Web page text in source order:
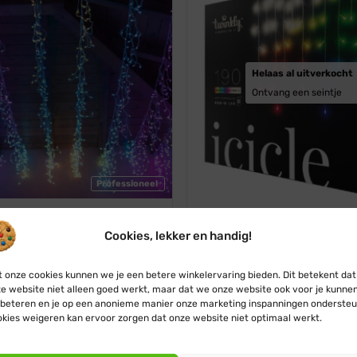
Cookies, lekker en handig!
onze cookies kunnen we je een betere winkelervaring bieden. Dit betekent dat
website niet alleen goed werkt, maar dat we onze website ook voor je
en je op een anonieme manier onze marketing inspanningen
weigeren kan ervoor zorgen dat onze website niet optimaal werkt.
Professioneel
· Icicle · RGBW · 250 LED
/ LAN · IP65
Oorspronkelijke
prijs
was:
€ 263,95.
€139,99Huidige
prijs
is:
€ 139,99.
Helaas al uitverkocht
Ontvang een seintje
Twinkly ijspegelverlichting ·
Generatie 2
€120,99 Oorspronkelijke
prijs
was:
€ 120,99.
€109,99Huidige
prijs
is:
€ 109,99.